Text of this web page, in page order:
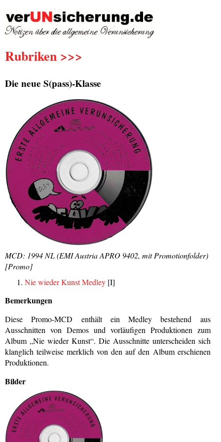
Rubriken >>>
Die neue S(pass)-Klasse
MCD: 1994 NL (EMI Austria APRO 9402, mit Promotionfolder)
[Promo]
Nie wieder Kunst Medley [I]
Bemerkungen
Diese Promo-MCD enthält ein Medley bestehend aus
Ausschnitten von Demos und vorläufigen Produktionen zum
Album „Nie wieder Kunst“. Die Ausschnitte unterscheiden sich
klanglich teilweise merklich von den auf den Album erschienen
Produktionen.
Bilder